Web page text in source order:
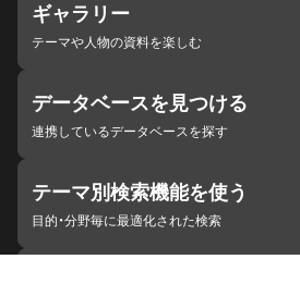
ギャラリー
テーマや人物の資料を楽しむ
データベースを見つける
連携しているデータベースを探す
テーマ別検索機能を使う
目的・分野毎に最適化された検索